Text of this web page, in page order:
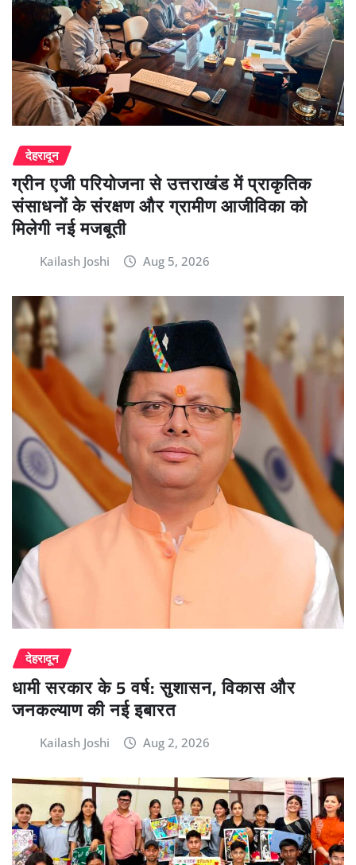
देहरादून
ग्रीन एजी परियोजना से उत्तराखंड में प्राकृतिक
संसाधनों के संरक्षण और ग्रामीण आजीविका को
मिलेगी नई मजबूती
Kailash Joshi Aug 5, 2026
देहरादून
धामी सरकार के 5 वर्ष: सुशासन, विकास और
जनकल्याण की नई इबारत
Kailash Joshi Aug 2, 2026